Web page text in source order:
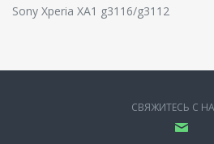
Sony Xperia XA1 g3116/g3112
СВЯЖИТЕСЬ С